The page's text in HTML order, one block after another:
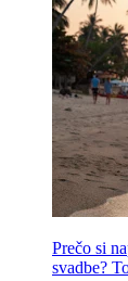
Prečo si
svadbe?